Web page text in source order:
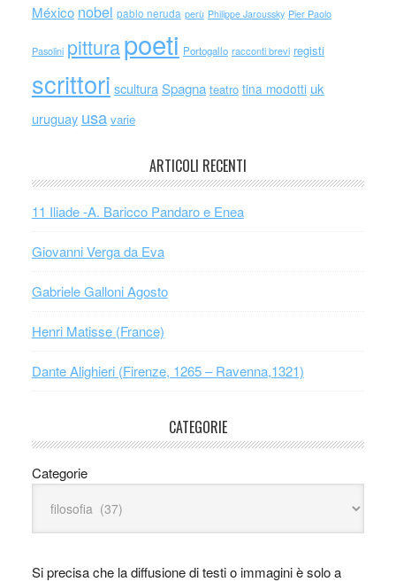
México nobel pablo neruda perù Philippe Jaroussky Pier Paolo
Pasolini pitturapoeti Portogallo racconti brevi registi
scrittori scultura Spagna teatro tina modotti uk
uruguay usa varie
ARTICOLI RECENTI
11 Iliade -A. Baricco Pandaro e Enea
Giovanni Verga da Eva
Gabriele Galloni Agosto
Henri Matisse (France)
Dante Alighieri (Firenze, 1265 – Ravenna,1321)
CATEGORIE
Categorie
Si precisa che la diffusione di testi o immagini è solo a